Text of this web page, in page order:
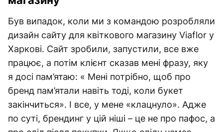
Був випадок, коли ми з командою розробляли
дизайн сайту для квіткового магазину Viaflor у
Харкові. Сайт зробили, запустили, все вже
працює, а потім клієнт сказав мені фразу, яку
я досі пам’ятаю: « Мені потрібно, щоб про
бренд пам’ятали навіть тоді, коли букет
закінчиться». І все, у мене «клацнуло». Адже
по суті, брендинг у цій ніші – це не про пафос, а